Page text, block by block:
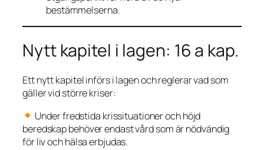
bestämmelserna.
Nytt kapitel i lagen: 16 a kap.
Ett nytt kapitel införs i lagen och reglerar vad som
gäller vid större kriser:
Under fredstida krissituationer och höjd
beredskap behöver endast vård som är nödvändig
för liv och hälsa erbjudas.